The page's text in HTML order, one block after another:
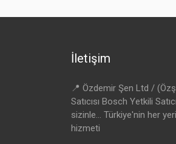
İletişim
📍 Özdemir Şen Ltd /
Satıcısı Bosch Yetkili
sizinle... Türkiye'nin her
hizmeti